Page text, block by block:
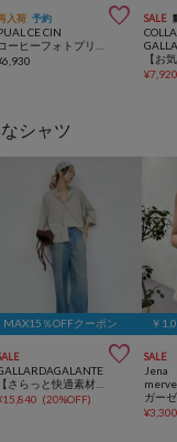
入荷 予約 
CE CIN
コーヒーフォトプリントTシャツ
6,930
SALE
¥
シャツ
MAX15％OFFクーポン

【さらっと快適素材】ハーフスリーブシャツ
15,840 (20%OFF)
￥
SALE
Jena
ガー
¥